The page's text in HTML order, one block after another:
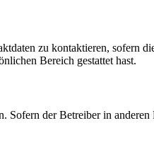
zu kontaktieren,
Bereich gestattet hast.
der Betreiber in